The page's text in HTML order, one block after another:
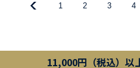
1 2 3 4
11,000円（税込）以